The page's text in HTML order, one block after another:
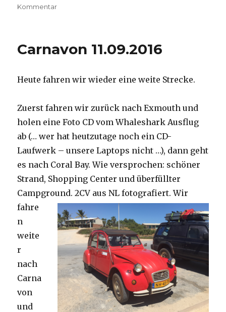
Kommentarzu
Carnavon 11.09.2016
Heute fahren wir wieder eine weite Strecke.
Zuerst fahren wir zurück nach Exmouth und
holen eine Foto CD vom Whaleshark Ausflug
ab (… wer hat heutzutage noch ein CD-
Laufwerk – unsere Laptops nicht …), dann geht
es nach Coral Bay. Wie versprochen: schöner
Strand, Shopping Center und überfüllter
Campground.2CV aus NL fotografiert. Wir
fahre
n
weite
r
nach
Carna
von
und